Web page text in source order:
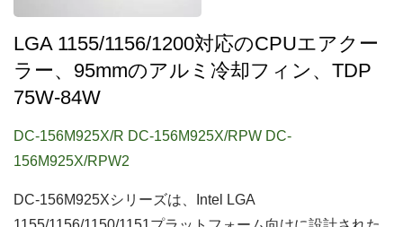
LGA 1155/1156/1200対応のCPUエアクー
ラー、95mmのアルミ冷却フィン、TDP
75W-84W
DC-156M925X/R DC-156M925X/RPW DC-
156M925X/RPW2
DC-156M925Xシリーズは、Intel LGA